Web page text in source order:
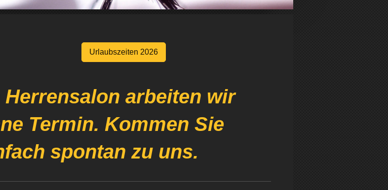
Urlaubszeiten 2026
Herrensalon arbeiten wir
Termin. Kommen Sie
spontan zu uns.